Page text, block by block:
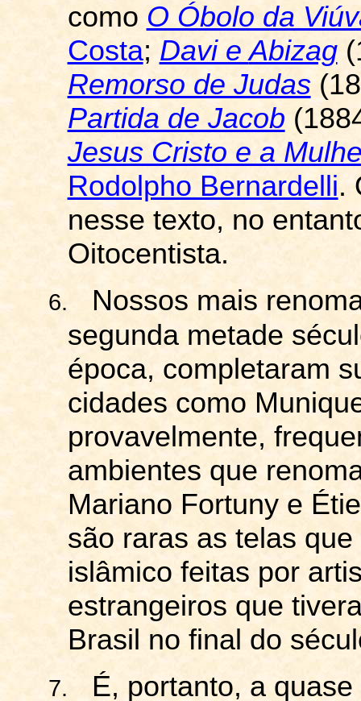
como O Óbolo da
Costa; Davi eAbizag
Remorso de Judas
Partida de Jacob
Jesus Cristo e a
Rodolpho Bernardelli.
nesse texto, no
Oitocentista.
6.
Nossos mais
segunda metade
época, completaram
cidades como
provavelmente,
ambientes que
Mariano Fortunye
são raras as telas
islâmico feitas por
estrangeiros que
Brasil no final do
7. É, portanto, a